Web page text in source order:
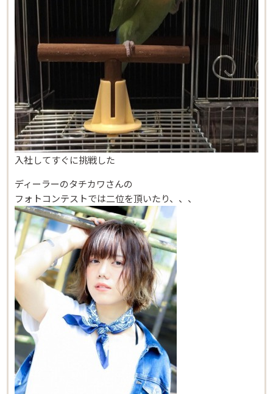
入社してすぐに挑戦した
ディーラーのタチカワさんの
フォトコンテストでは二位を頂いたり、、、